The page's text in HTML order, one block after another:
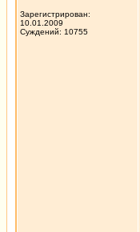
Зарегистрирован:
10.01.2009
Суждений: 10755